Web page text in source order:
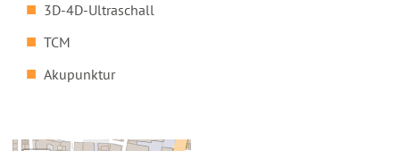
3D-4D-Ultraschall
TCM
Akupunktur